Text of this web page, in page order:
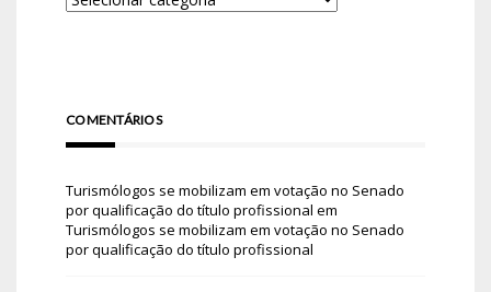
COMENTÁRIOS
Turismólogos se mobilizam em votação no Senado
por qualificação do título profissional em
Turismólogos se mobilizam em votação no Senado
por qualificação do título profissional